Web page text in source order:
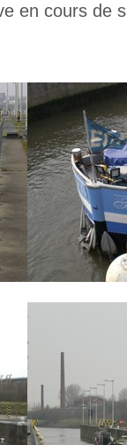
en cours de